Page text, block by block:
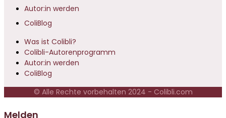
Autor:in werden
ColiBlog
Was ist Colibli?
Colibli-Autorenprogramm
Autor:in werden
ColiBlog
© Alle Rechte vorbehalten 2024 - Colibli.com
Melden